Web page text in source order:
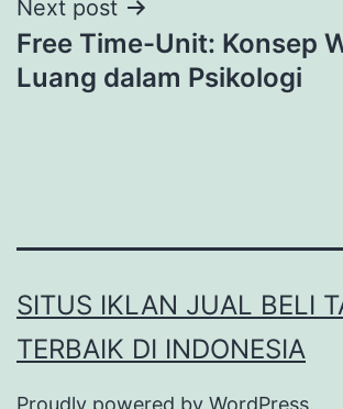
Next post
Free Time-Unit: Konsep
Luang dalam Psikologi
SITUS IKLAN JUAL BELI
TERBAIK DI INDONESIA